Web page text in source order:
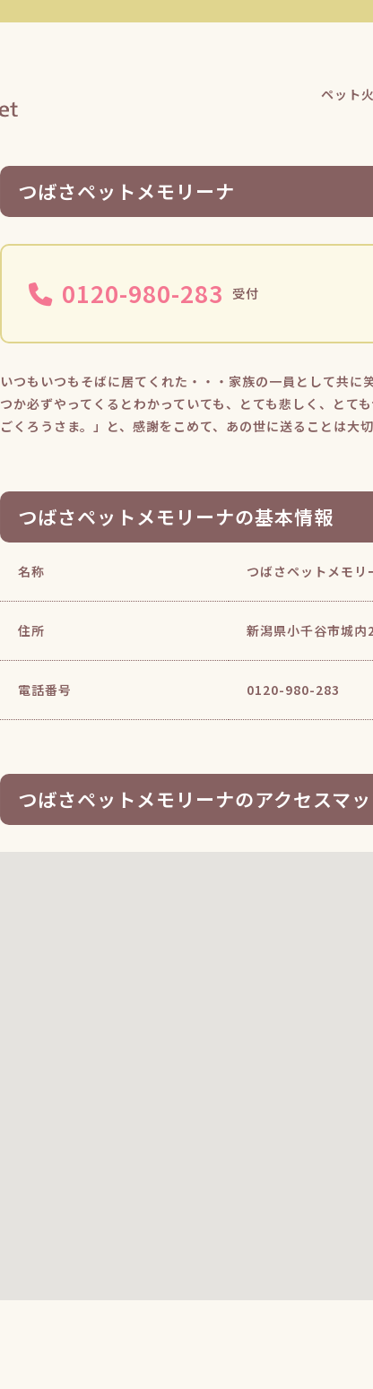
ペット
つばさペットメモリーナ
0120-980-283 受付
いつもいつもそばに居てくれた・・・家族の一員として共
つか必ずやってくるとわかっていても、とても悲しく、とて
ごくろうさま。」と、感謝をこめて、あの世に送ることは大切
つばさペットメモリーナの基本情報
名称 つばさペットメモリ
住所 新潟県小千谷市城
電話番号 0120-980-283
つばさペットメモリーナのアクセスマ